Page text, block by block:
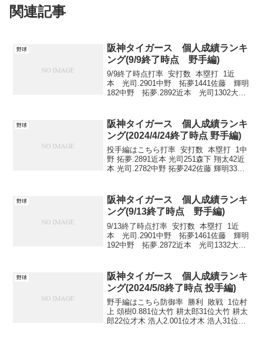
関連記事
野球
阪神タイガース 個人成績ランキ
ング(9/9終了時点 野手編)
9/9終了時点打率 安打数 本塁打 1近
本 光司.2901中野 拓夢1441佐藤 輝明
182中野 拓夢.2892近本 光司1302大
野球
阪神タイガース 個人成績ランキ
ング(2024/4/24終了時点 野手編)
投手編はこちら打率 安打数 本塁打 1中
野 拓夢.2891近本 光司251森下 翔太42近
本 光司.2782中野 拓夢242佐藤 輝明33森
野球
阪神タイガース 個人成績ランキ
ング(9/13終了時点 野手編)
9/13終了時点打率 安打数 本塁打 1近
本 光司.2901中野 拓夢1461佐藤 輝明
192中野 拓夢.2872近本 光司1332大
野球
阪神タイガース 個人成績ランキ
ング(2024/5/8終了時点 投手編)
野手編はこちら防御率 勝利 敗戦 1位村
上 頌樹0.881位大竹 耕太郎31位大竹 耕太
郎22位才木 浩人2.001位才木 浩人31位青